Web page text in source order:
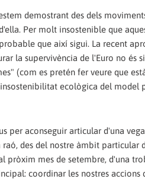
demostrant des dels
Per molt insostenible que
que així sigui. La recent
la supervivència de l'Euro no és
(com es pretén fer veure que
ecològica del model
per aconseguir articular d'una
des del nostre àmbit particular
mes de setembre, d'una
coordinar les nostres accions